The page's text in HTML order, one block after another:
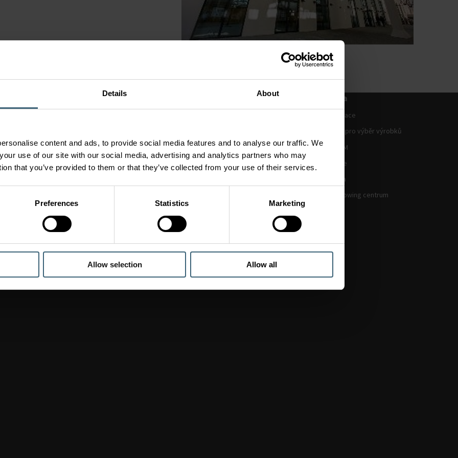
Details About
content and ads, to provide social media features and to analyse our traffic. We
use of our site with our social media, advertising and analytics partners who may
that you’ve provided to them or that they’ve collected from your use of their services.
Preferences Statistics Marketing
Allow selection Allow all
průmysl
Solutions
Air Diffusion
Air Filtration
Vzduchotechnická
řešení
Řešení pro datová centra
Bytové větrání
Větrání parkovišť
Podpora
Dokumentace
Programy pro výběr výrobků
Sobory BIM
Certifikace
Legislativa
Whistle Blowing centrum